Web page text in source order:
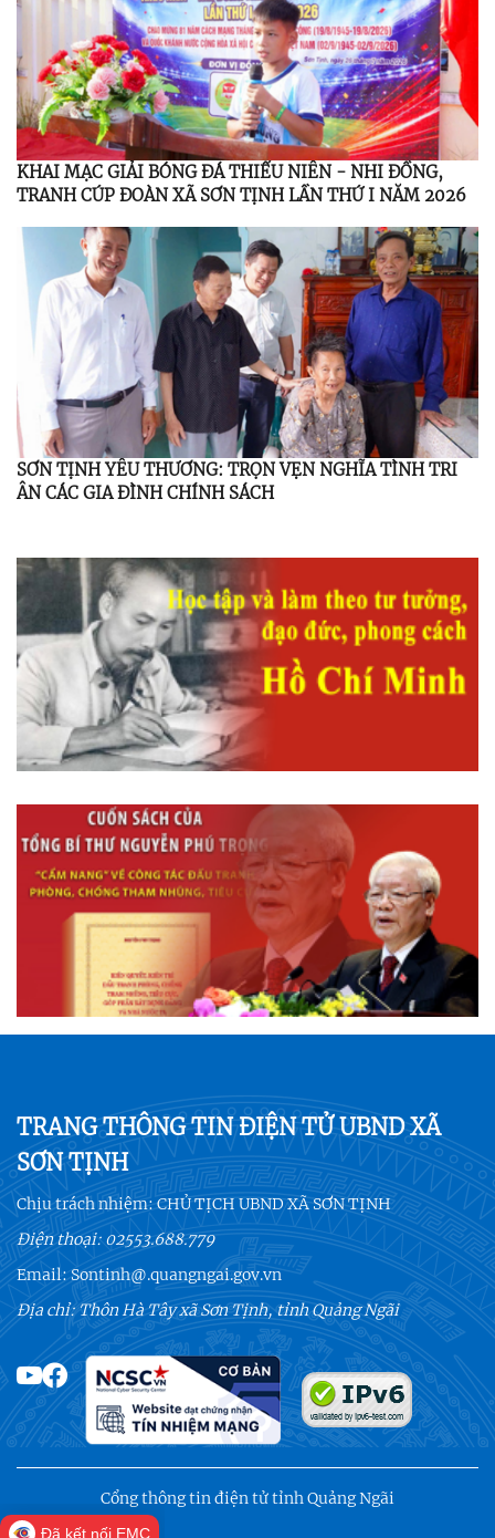
KHAI MẠC GIẢI BÓNG ĐÁ THIẾU NIÊN - NHI ĐỒNG,
TRANH CÚP ĐOÀN XÃ SƠN TỊNH LẦN THỨ I NĂM 2026
SƠN TỊNH YÊU THƯƠNG: TRỌN VẸN NGHĨA TÌNH TRI
ÂN CÁC GIA ĐÌNH CHÍNH SÁCH
TRANG THÔNG TIN ĐIỆN TỬ UBND XÃ
SƠN TỊNH
Chịu trách nhiệm:CHỦ TỊCH UBND XÃ SƠN TỊNH
Điện thoại:02553.688.779
Email:Sontinh@.quangngai.gov.vn
Địa chỉ: Thôn Hà Tây xã Sơn Tịnh, tỉnh Quảng Ngãi
Cổng thông tin điện tử tỉnh Quảng Ngãi
Đã kết nối EMC